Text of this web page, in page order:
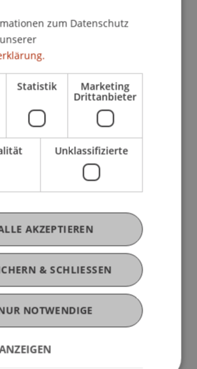
am 05. März 2009
Karth, Vizepräsident und
des Liechtensteinischen
die aktuelle Judikatur im
besprechen und sich unter
der Auslegung von
den Informationsrechten von
Verantwortlichkeiten von
den Interessenkollisionen von
dass die maximale
bereits
Als Alternative findet eine
des Seminars in den H1
beachten Sie, dass es bei
die Videoübertragung des
zum Datenschutz
Statistik Marketing
Drittanbieter
Unklassifizierte
& SCHLIESSEN
AKZEPTIEREN
NOTWENDIGE